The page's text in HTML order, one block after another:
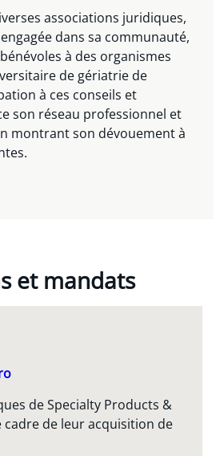
associations juridiques,
dans sa communauté,
à des organismes
de gériatrie de
à ces conseils et
son réseau professionnel et
montrant son dévouement à
et mandats
de Specialty Products &
cadre de leur acquisition de